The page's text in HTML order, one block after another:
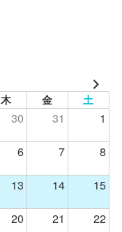
木 金 土
30 31
1
6 7 8
13 14
15
20 21
22